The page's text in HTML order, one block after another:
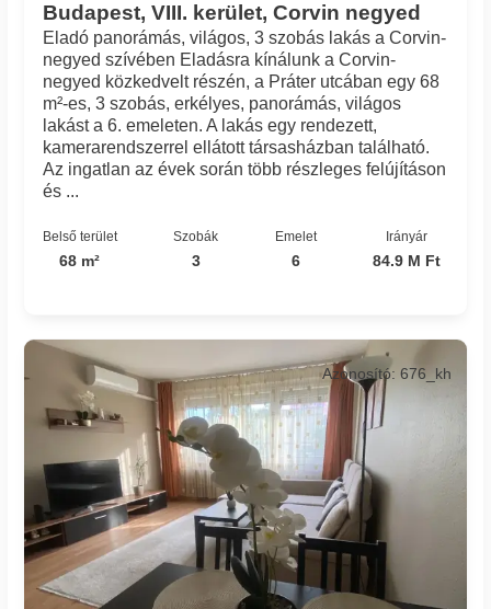
Budapest, VIII. kerület, Corvin negyed
Eladó panorámás, világos, 3 szobás lakás a Corvin-
negyed szívében Eladásra kínálunk a Corvin-
negyed közkedvelt részén, a Práter utcában egy 68
m²-es, 3 szobás, erkélyes, panorámás, világos
lakást a 6. emeleten. A lakás egy rendezett,
kamerarendszerrel ellátott társasházban található.
Az ingatlan az évek során több részleges felújításon
és ...
Belső terület
68 m²
Szobák
3
Emelet
6
Irányár
84.9 M Ft
Azonosító: 676_kh